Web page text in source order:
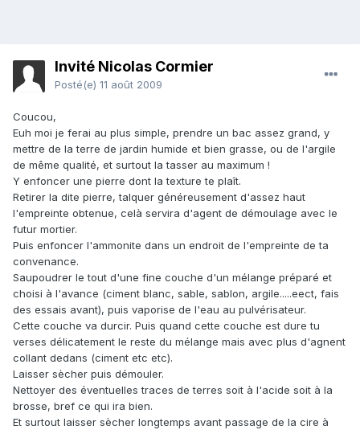
Invité Nicolas Cormier
Posté(e) 11 août 2009
Coucou,
Euh moi je ferai au plus simple, prendre un bac assez grand, y
mettre de la terre de jardin humide et bien grasse, ou de l'argile
de même qualité, et surtout la tasser au maximum !
Y enfoncer une pierre dont la texture te plaît.
Retirer la dite pierre, talquer généreusement d'assez haut
l'empreinte obtenue, celà servira d'agent de démoulage avec le
futur mortier.
Puis enfoncer l'ammonite dans un endroit de l'empreinte de ta
convenance.
Saupoudrer le tout d'une fine couche d'un mélange préparé et
choisi à l'avance (ciment blanc, sable, sablon, argile.....eect, fais
des essais avant), puis vaporise de l'eau au pulvérisateur.
Cette couche va durcir. Puis quand cette couche est dure tu
verses délicatement le reste du mélange mais avec plus d'agnent
collant dedans (ciment etc etc).
Laisser sècher puis démouler.
Nettoyer des éventuelles traces de terres soit à l'acide soit à la
brosse, bref ce qui ira bien.
Et surtout laisser sècher longtemps avant passage de la cire à